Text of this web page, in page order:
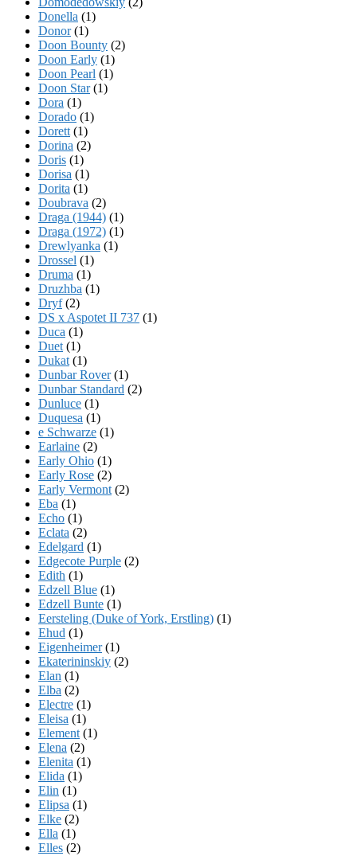
Donella (1)
Donor(1)
Doon Bounty (2)
Doon Early (1)
Doon Pearl (1)
Doon Star(1)
Dora (1)
Dorado (1)
Dorett (1)
Dorina (2)
Doris (1)
Dorisa (1)
Dorita (1)
Doubrava (2)
Draga (1944) (1)
Draga (1972) (1)
Drewlyanka (1)
Drossel (1)
Druma (1)
Druzhba (1)
Dryf(2)
DS x Aspotet II 737 (1)
Duca (1)
Duet (1)
Dukat (1)
Dunbar Rover(1)
Dunbar Standard (2)
Dunluce (1)
Duquesa (1)
e Schwarze (1)
Earlaine (2)
Early Ohio (1)
Early Rose (2)
Early Vermont (2)
Eba (1)
Echo (1)
Eclata (2)
Edelgard (1)
Edgecote Purple (2)
Edith (1)
Edzell Blue (1)
Edzell Bunte (1)
Eersteling (Duke of York, Erstling) (1)
Ehud (1)
Eigenheimer(1)
Ekaterininskiy (2)
Elan (1)
Elba (2)
Electre (1)
Eleisa (1)
Element (1)
Elena (2)
Elenita (1)
Elida (1)
Elin (1)
Elipsa (1)
Elke (2)
Ella (1)
Elles (2)